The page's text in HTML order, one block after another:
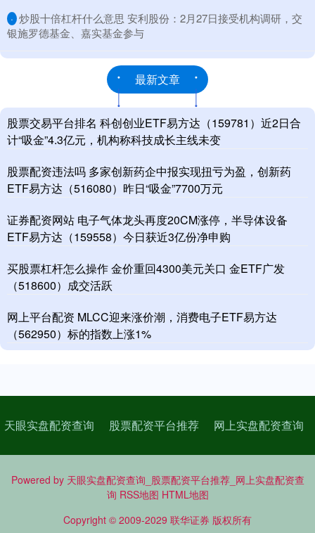
· ​炒股十倍杠杆什么意思 安利股份：2月27日接受机构调研，交
银施罗德基金、嘉实基金参与
最新文章
股票交易平台排名 科创创业ETF易方达（159781）近2日合
计“吸金”4.3亿元，机构称科技成长主线未变
股票配资违法吗 多家创新药企中报实现扭亏为盈，创新药
ETF易方达（516080）昨日“吸金”7700万元
证券配资网站 电子气体龙头再度20CM涨停，半导体设备
ETF易方达（159558）今日获近3亿份净申购
买股票杠杆怎么操作 金价重回4300美元关口 金ETF广发
（518600）成交活跃
网上平台配资 MLCC迎来涨价潮，消费电子ETF易方达
（562950）标的指数上涨1%
天眼实盘配资查询 股票配资平台推荐 网上实盘配资查询
Powered by 天眼实盘配资查询_股票配资平台推荐_网上实盘配资查
询 RSS地图 HTML地图
Copyright © 2009-2029 联华证券 版权所有